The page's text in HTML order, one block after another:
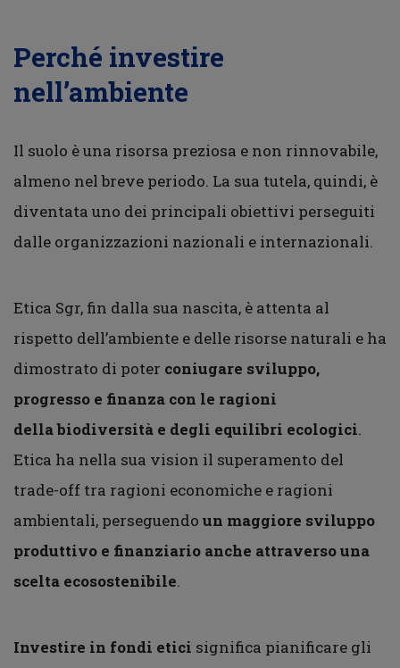
Perché investire
nell’ambiente
Il suolo è una risorsa preziosa e non rinnovabile,
almeno nel breve periodo. La sua tutela, quindi, è
diventata uno dei principali obiettivi perseguiti
dalle organizzazioni nazionali e internazionali.
Etica Sgr, fin dalla sua nascita, è attenta al
rispetto dell’ambiente e delle risorse naturali e ha
dimostrato di poter coniugare sviluppo,
progresso e finanza con le ragioni
dellabiodiversità e degli equilibri ecologici.
Etica ha nella sua vision il superamento del
trade-off tra ragioni economiche e ragioni
ambientali, perseguendo un maggiore sviluppo
produttivo e finanziario anche attraverso una
scelta ecosostenibile.
Investire in fondi etici significa pianificare gli